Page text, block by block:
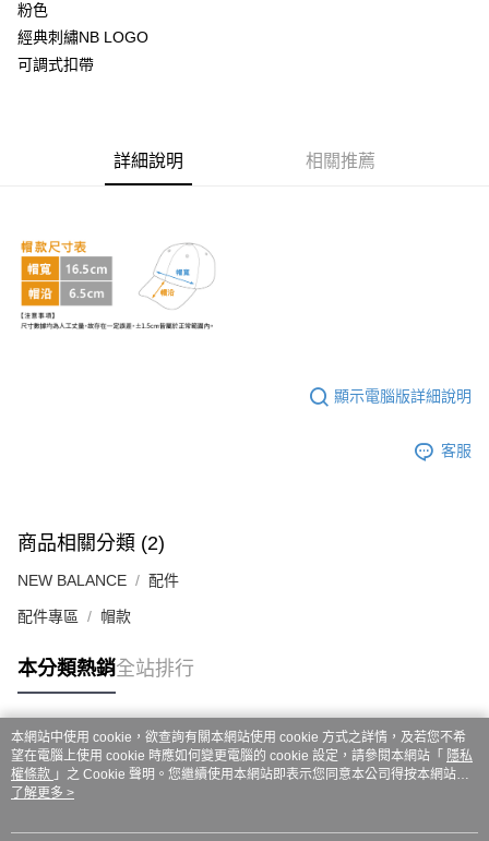
街口支付
悠遊付
【關於「AFTEE先享後付」】
AFTEE先享後付是「在收到商品之後才付款」的支付方式。 讓您購物簡單
３．安心：先確認商品／服務後，再付款。
【「AFTEE先享後付」結帳流程】
１．於結帳方式選擇「AFTEE先享後付」後，將跳轉至「AFTEE先享後付」
結帳頁面，進行簡訊認證並確認金額後，即可完成結帳。
ATM／網路銀行／等多元方式進行付款，方視為交易完成。
※ 請注意：結帳手續完成當下不需立刻繳費，但若您需要取消訂單，請聯絡
※ 交易是否成功請以「AFTEE先享後付 」之結帳頁面顯示為準，若有關於
【注意事項】
易，需依本服務之必要範圍內提供個人資料，並將交易相關給付款項請求債
２．關於個人資料處理事宜，請瀏覽以下網址：
３．未成年的使用者請事先徵得法定代理人或監護人之同意方可使用
「AFTEE先享後付」，若未經同意申辦者引起之損失，本公司不負相關責
４．使用「AFTEE先享後付」時，將依據個別帳號之用戶狀況，依本公司即
時審查核予不同之上限額度；若仍有額度不足之情形，本公司將視審查結果
請求用戶進行身份認證。
５．嚴禁一人註冊多個帳號或使用他人資訊註冊。若發現惡意使用之情形，
恩沛科技股份有限公司將有權停止該用戶之使用額度並採取法律行動。
全家取貨付款
每筆NT$60，滿NT$999(含以上)免運費
付款後全家取貨
嘉里大榮宅配
粉色
經典刺繡NB LOGO
可調式扣帶
詳細說明 相關推薦
顯示電腦版詳細說明
客服
商品相關分類 (2)
NEW BALANCE 配件
配件專區 帽款
本分類熱銷全站排行
熱門標籤
本網站中使用 cookie，欲查詢有關本網站使用 cookie 方式之詳情，及若您不希
望在電腦上使用 cookie 時應如何變更電腦的 cookie 設定，請參閱本網站「 隱私
權條款 」之 Cookie 聲明。您繼續使用本網站即表示您同意本公司得按本網站使
用條款之 Cookie 聲明使用 cookie。
了解更多 >